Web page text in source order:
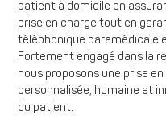
patient à domicile en
prise en charge tout en
téléphonique paramédicale
Fortement engagé dans la
nous proposons une prise
personnalisée, humaine et
du patient.